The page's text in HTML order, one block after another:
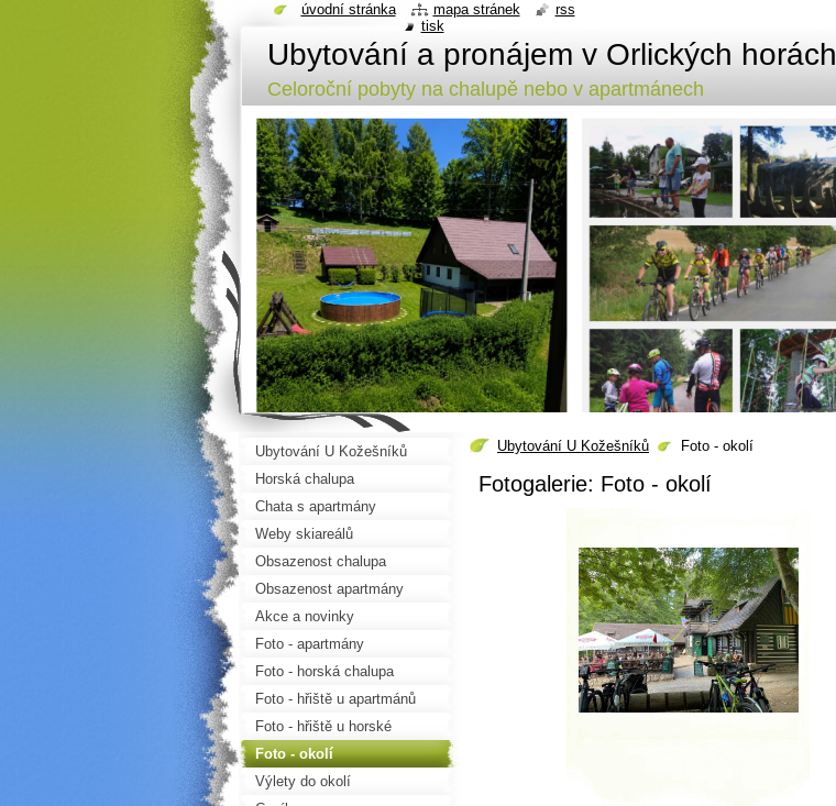
Ubytování a pronájem v Orlických horách
Celoroční pobyty na chalupě nebo v apartmánech
Ubytování U Kožešníků Foto - okolí
Fotogalerie: Foto - okolí
Ubytování U Kožešníků
Horská chalupa
Chata s apartmány
Weby skiareálů
Obsazenost chalupa
Obsazenost apartmány
Akce a novinky
Foto - apartmány
Foto - horská chalupa
Foto - hřiště u apartmánů
Foto - hřiště u horské
chalupy
Foto - okolí
Výlety do okolí
úvodní stránka mapa stránek
rss
tisk